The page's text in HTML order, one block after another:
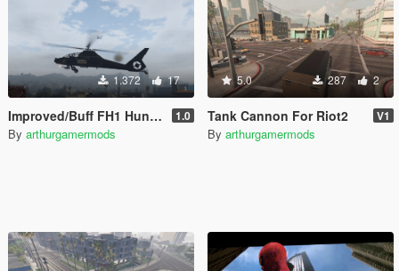
1.372 17
Improved/Buff FH1 Hunter [Add-On] 1.0
By arthurgamermods
5.0 287 2
Tank Cannon For Riot2 V1
By arthurgamermods